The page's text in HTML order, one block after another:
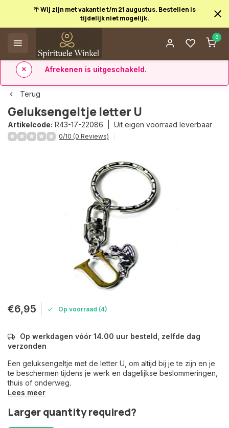
🌴 Wij zijn met vakantie t/m 21 augustus. Bestellen is
tijdelijk niet mogelijk.
0
✅ 14 dagen retourrecht ✅ Direct uit eigen voorraad leverbaar
Afrekenen is uitgeschakeld.
Terug
Geluksengeltje letter U
Artikelcode: R43-17-22086 | Uit eigen voorraad leverbaar
0/10 (0 Reviews)
€6,95 Op voorraad (4)
Op werkdagen vóór 14.00 uur besteld, zelfde dag
verzonden
Een geluksengeltje met de letter U, om altijd bij je te zijn en je
te beschermen tijdens je werk en dagelijkse beslommeringen,
thuis of onderweg.
Lees meer
Larger quantity required?